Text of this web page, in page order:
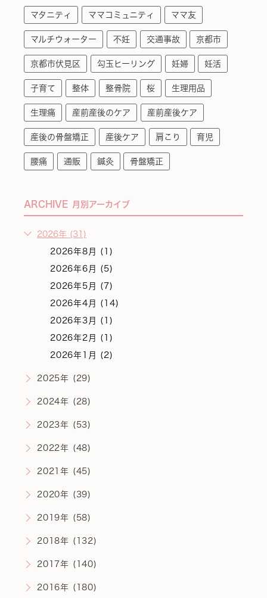
マタニティ ママコミュニティ ママ友
マルチウォーター 不妊 交通事故 京都市
京都市伏見区 勾玉ヒーリング 妊婦 妊活
子育て 整体 整骨院 桜 生理用品
生理痛 産前産後のケア 産前産後ケア
産後の骨盤矯正 産後ケア 肩こり 育児
腰痛 通販 鍼灸 骨盤矯正
ARCHIVE 月別アーカイブ
2026年 (31)
2026年8月 (1)
2026年6月 (5)
2026年5月 (7)
2026年4月 (14)
2026年3月 (1)
2026年2月 (1)
2026年1月 (2)
2025年 (29)
2024年 (28)
2023年 (53)
2022年 (48)
2021年 (45)
2020年 (39)
2019年 (58)
2018年 (132)
2017年 (140)
2016年 (180)